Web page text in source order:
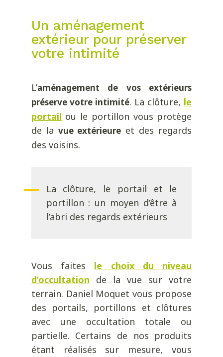
Un aménagement
extérieur pour préserver
votre intimité
L’aménagement de vos extérieurs
préserve votre intimité. La clôture, le
portail ou le portillon vous protège
de la vue extérieure et des regards
des voisins.
La clôture, le portail et le
portillon : un moyen d’être à
l’abri des regards extérieurs
Vous faites le choix du niveau
d’occultation de la vue sur votre
terrain. Daniel Moquet vous propose
des portails, portillons et clôtures
avec une occultation totale ou
partielle. Certains de nos produits
étant réalisés sur mesure, vous